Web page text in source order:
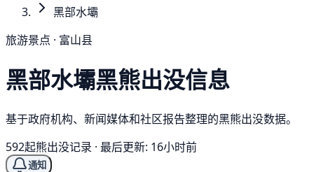
黑部水壩
旅游景点 · 富山县
黑部水壩黑熊出没信息
基于政府机构、新闻媒体和社区报告整理的黑熊出没数据。
592起熊出没记录 · 最后更新: 16小时前
通知